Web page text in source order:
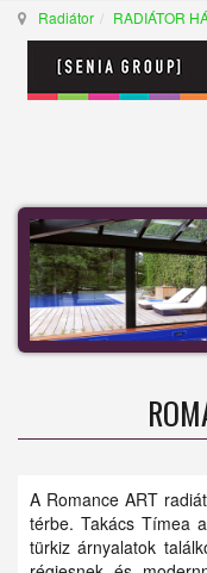
Radiátor RADIÁTOR
A Romance ART
térbe. Takács Tímea
türkiz árnyalatok